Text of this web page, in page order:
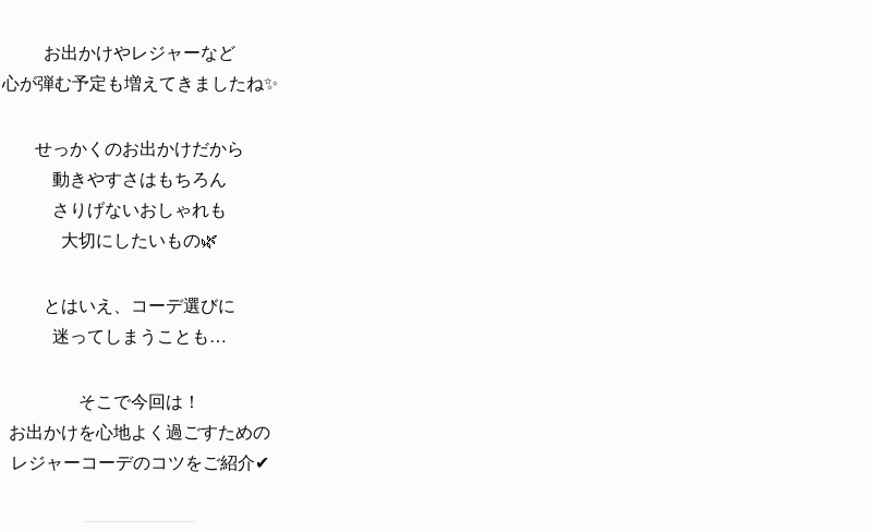
お出かけやレジャーなど
心が弾む予定も増えてきましたね✨
せっかくのお出かけだから
動きやすさはもちろん
さりげないおしゃれも
大切にしたいもの🌿
とはいえ、コーデ選びに
迷ってしまうことも…
そこで今回は！
お出かけを心地よく過ごすための
レジャーコーデのコツをご紹介✔